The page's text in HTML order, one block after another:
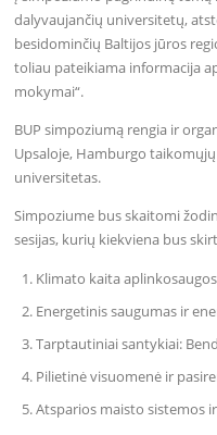
dalyvaujančių universitetų,
besidominčių Baltijos jūros
toliau pateikiama informacija
mokymai“.
BUP simpoziumą rengia ir
Upsaloje, Hamburgo
universitetas.
Simpoziume bus skaitomi
sesijas, kurių kiekviena bus
Klimato kaita
Energetinis saugumas ir
Tarptautiniai santykiai:
Pilietinė visuomenė ir
Atsparios maisto sistemos